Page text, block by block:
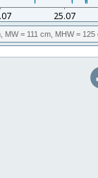
MW= 111 cm, MHW= 125